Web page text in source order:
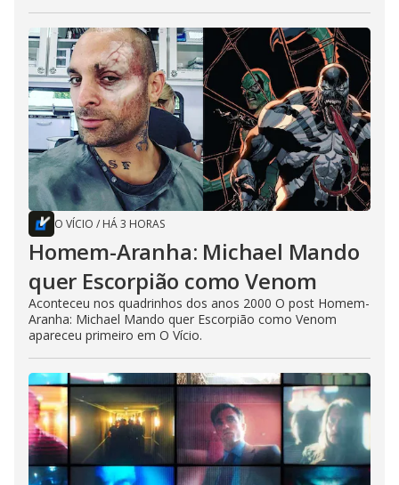
O VÍCIO / HÁ 3 HORAS
Homem-Aranha: Michael Mando
quer Escorpião como Venom
Aconteceu nos quadrinhos dos anos 2000 O post Homem-
Aranha: Michael Mando quer Escorpião como Venom
apareceu primeiro em O Vício.